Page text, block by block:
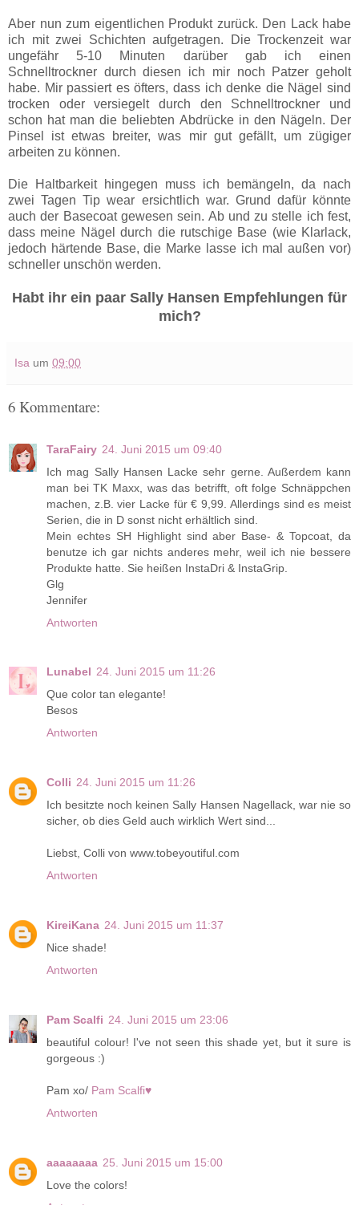
Aber nun zum eigentlichen Produkt zurück. Den Lack habe
ich mit zwei Schichten aufgetragen. Die Trockenzeit war
ungefähr 5-10 Minuten darüber gab ich einen
Schnelltrockner durch diesen ich mir noch Patzer geholt
habe. Mir passiert es öfters, dass ich denke die Nägel sind
trocken oder versiegelt durch den Schnelltrockner und
schon hat man die beliebten Abdrücke in den Nägeln. Der
Pinsel ist etwas breiter, was mir gut gefällt, um zügiger
arbeiten zu können.
Die Haltbarkeit hingegen muss ich bemängeln, da nach
zwei Tagen Tip wear ersichtlich war. Grund dafür könnte
auch der Basecoat gewesen sein. Ab und zu stelle ich fest,
dass meine Nägel durch die rutschige Base (wie Klarlack,
jedoch härtende Base, die Marke lasse ich mal außen vor)
schneller unschön werden.
Habt ihr ein paar Sally Hansen Empfehlungen für
mich?
Isa um 09:00
6 Kommentare:
TaraFairy 24. Juni 2015 um 09:40
Ich mag Sally Hansen Lacke sehr gerne. Außerdem kann
man bei TK Maxx, was das betrifft, oft folge Schnäppchen
machen, z.B. vier Lacke für € 9,99. Allerdings sind es meist
Serien, die in D sonst nicht erhältlich sind.
Mein echtes SH Highlight sind aber Base- & Topcoat, da
benutze ich gar nichts anderes mehr, weil ich nie bessere
Produkte hatte. Sie heißen InstaDri & InstaGrip.
Glg
Jennifer
Antworten
Lunabel 24. Juni 2015 um 11:26
Que color tan elegante!
Besos
Antworten
Colli 24. Juni 2015 um 11:26
Ich besitzte noch keinen Sally Hansen Nagellack, war nie so
sicher, ob dies Geld auch wirklich Wert sind...
Liebst, Colli von www.tobeyoutiful.com
Antworten
KireiKana 24. Juni 2015 um 11:37
Nice shade!
Antworten
Pam Scalfi 24. Juni 2015 um 23:06
beautiful colour! I've not seen this shade yet, but it sure is
gorgeous :)
Pam xo/ Pam Scalfi♥
Antworten
aaaaaaaa 25. Juni 2015 um 15:00
Love the colors!